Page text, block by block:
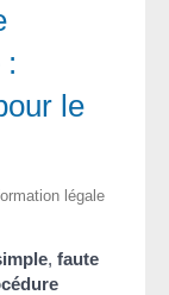
le
légale
, faute